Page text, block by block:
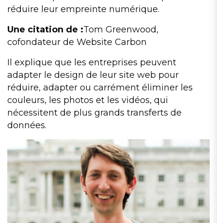
réduire leur empreinte numérique.
Une citation de :Tom Greenwood,
cofondateur de Website Carbon
Il explique que les entreprises peuvent
adapter le design de leur site web pour
réduire, adapter ou carrément éliminer les
couleurs, les photos et les vidéos, qui
nécessitent de plus grands transferts de
données.